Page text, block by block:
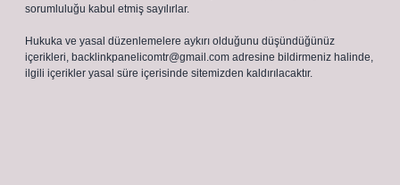
sorumluluğu kabul etmiş sayılırlar.
Hukuka ve yasal düzenlemelere aykırı olduğunu düşündüğünüz
içerikleri, backlinkpanelicomtr@gmail.com adresine bildirmeniz halinde,
ilgili içerikler yasal süre içerisinde sitemizden kaldırılacaktır.